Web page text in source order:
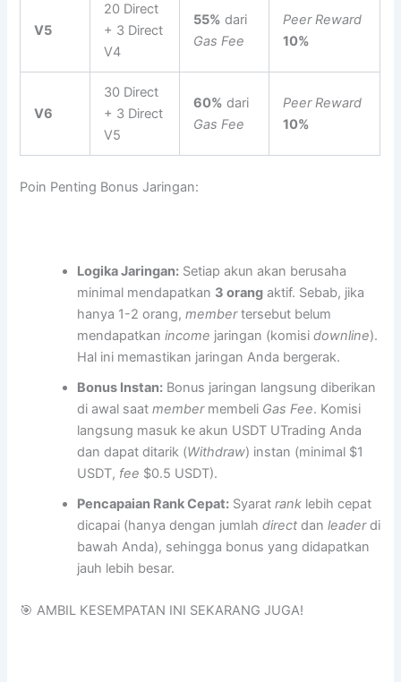
V5
20 Direct
+ 3 Direct
V4
55% dari
Gas Fee
Peer Reward
10%
V6
30 Direct
+ 3 Direct
V5
60% dari
Gas Fee
Peer Reward
10%
Poin Penting Bonus Jaringan:
Logika Jaringan: Setiap akun akan berusaha
minimal mendapatkan 3 orang aktif. Sebab, jika
hanya 1-2 orang,membertersebut belum
mendapatkanincome jaringan (komisidownline).
Hal ini memastikan jaringan Anda bergerak.
Bonus Instan: Bonus jaringan langsung diberikan
di awal saatmembermembeli Gas Fee. Komisi
langsung masuk ke akun USDT UTrading Anda
dan dapat ditarik (Withdraw) instan (minimal $1
USDT, fee $0.5 USDT).
Pencapaian Rank Cepat: Syaratrank lebih cepat
dicapai (hanya dengan jumlahdirect danleaderdi
bawah Anda), sehingga bonus yang didapatkan
jauh lebih besar.
🎯 AMBIL KESEMPATAN INI SEKARANG JUGA!